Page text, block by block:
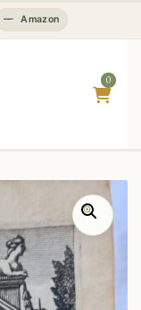
Amazon
0